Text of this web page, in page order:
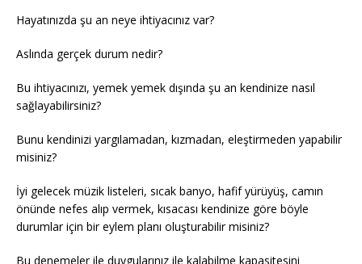
Hayatınızda şu an neye ihtiyacınız var?
Aslında gerçek durum nedir?
Bu ihtiyacınızı, yemek yemek dışında şu an kendinize nasıl
sağlayabilirsiniz?
Bunu kendinizi yargılamadan, kızmadan, eleştirmeden yapabilir
misiniz?
İyi gelecek müzik listeleri, sıcak banyo, hafif yürüyüş, camın
önünde nefes alıp vermek, kısacası kendinize göre böyle
durumlar için bir eylem planı oluşturabilir misiniz?
Bu denemeler ile duygularınız ile kalabilme kapasitesini